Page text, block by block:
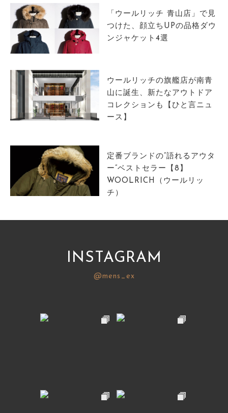
「ウールリッチ 青山店」で見
つけた、顔立ちUPの品格ダウ
ンジャケット4選
ウールリッチの旗艦店が南青
山に誕生、新たなアウトドア
コレクションも【ひと言ニュ
ース】
定番ブランドの”語れるアウタ
ー”ベストセラー【8】
WOOLRICH（ウールリッ
チ）
INSTAGRAM
@mens_ex